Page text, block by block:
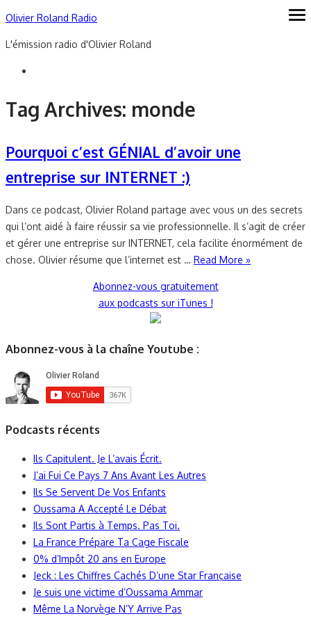
Skip
content
Olivier Roland Radio
L'émission radio d'Olivier Roland
Tag Archives: monde
Pourquoi c’est GÉNIAL d’avoir une
entreprise sur INTERNET :)
Dans ce podcast, Olivier Roland partage avec vous un des secrets
qui l’ont aidé à faire réussir sa vie professionnelle. Il s’agit de créer
et gérer une entreprise sur INTERNET, cela facilite énormément de
chose. Olivier résume que l’internet est … Read More »
Abonnez-vous gratuitement
aux podcasts sur iTunes !
Abonnez-vous à la chaîne Youtube :
Podcasts récents
Ils Capitulent. Je L’avais Écrit.
J’ai Fui Ce Pays 7 Ans Avant Les Autres
Ils Se Servent De Vos Enfants
Oussama A Accepté Le Débat
Ils Sont Partis à Temps. Pas Toi.
La France Prépare Ta Cage Fiscale
0% d’Impôt 20 ans en Europe
Jeck : Les Chiffres Cachés D’une Star Française
Je suis une victime d’Oussama Ammar
Même La Norvège N’Y Arrive Pas